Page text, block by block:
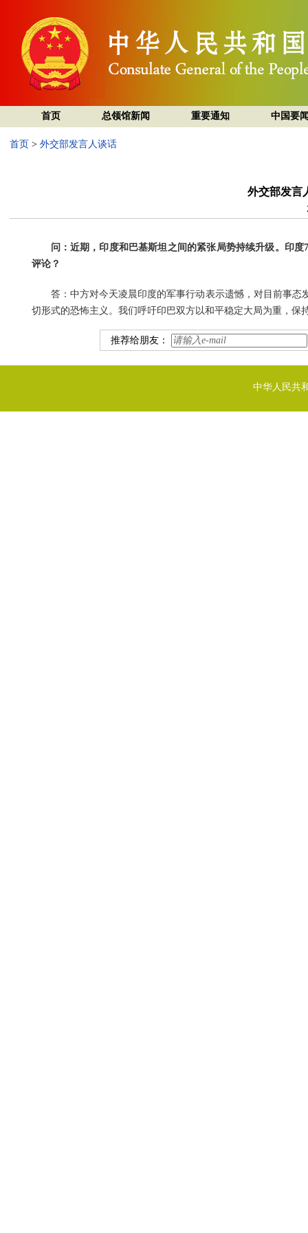
首页 总领馆新闻 重要通知 中国要
首页 > 外交部发言人谈话
外交部发言
问：近期，印度和巴基斯坦之间的紧张局势持续升级。印
评论？
答：中方对今天凌晨印度的军事行动表示遗憾，对目前事
切形式的恐怖主义。我们呼吁印巴双方以和平稳定大局为重，保
推荐给朋友：
中华人民共